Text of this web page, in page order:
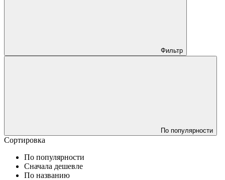
Фильтр
По популярности
Сортировка
По популярности
Сначала дешевле
По названию